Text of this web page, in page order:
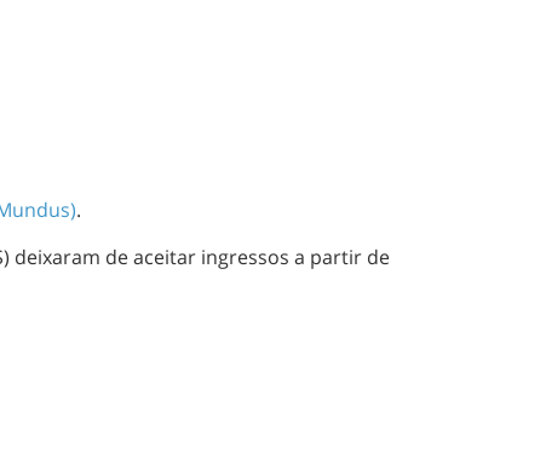
.
deixaram de aceitar ingressos a partir de